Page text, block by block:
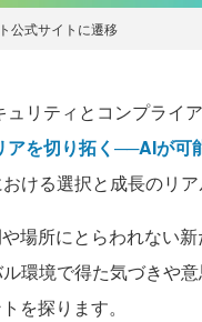
公式サイトに遷移
リティとコンプライ
アを切り拓く──AIが可
ける選択と成長のリア
場所にとらわれない
環境で得た気づきや
を探ります。